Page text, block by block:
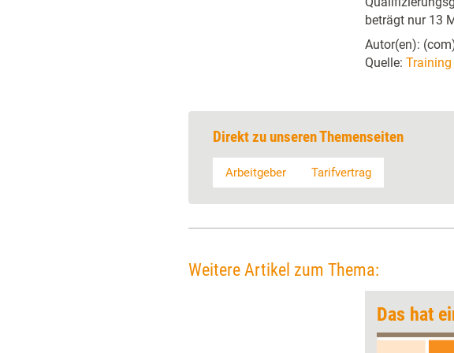
beträgt nur 13
Autor(en):
Quelle:
Direkt zu unseren Themenseiten
Arbeitgeber Tarifvertrag
Weitere Artikel zum Thema:
Das hat